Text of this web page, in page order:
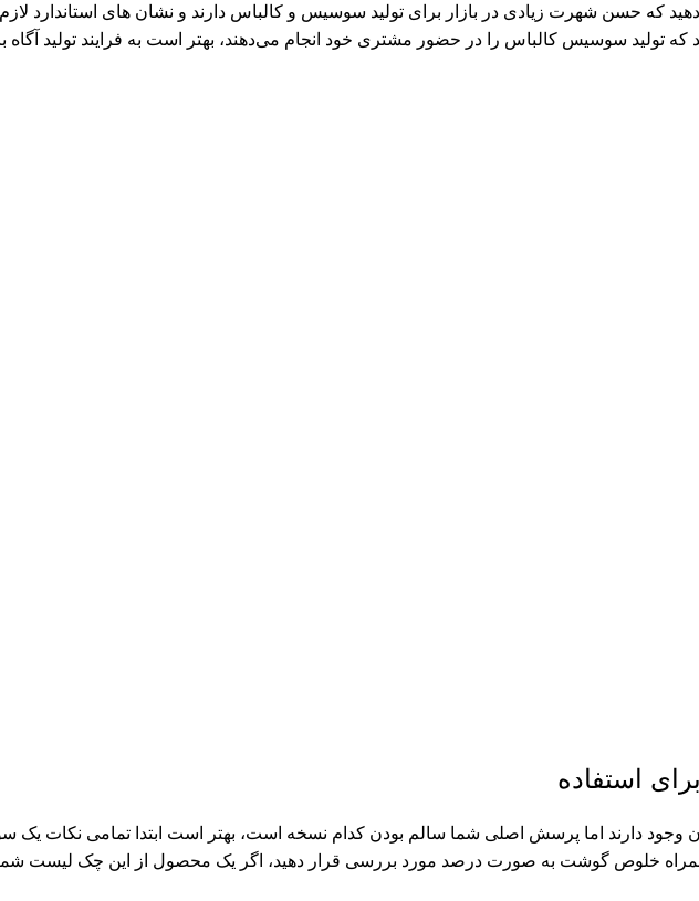
که حسن شهرت زیادی در بازار برای تولید سوسیس و کالباس دارند و نشان های استاندارد لازم
که تولید سوسیس کالباس را در حضور مشتری خود انجام می‌دهند، بهتر است به فرایند تولید آگاه
استفاده
دارند اما پرسش اصلی شما سالم بودن کدام نسخه است، بهتر است ابتدا تمامی نکات یک
همراه خلوص گوشت به صورت درصد مورد بررسی قرار دهید، اگر یک محصول از این چک لیست